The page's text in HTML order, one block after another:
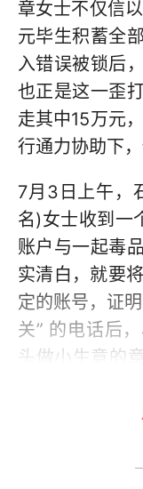
章女士不仅信
元毕生积蓄全
入错误被锁后
也正是这一歪
走其中15万元
行通力协助下
7月3日上午，
名)女士收到一
账户与一起毒
实清白，就要
定的账号，证
关” 的电话后
头做小生意的
自己分别有农
户。电话中，
去转账，为保